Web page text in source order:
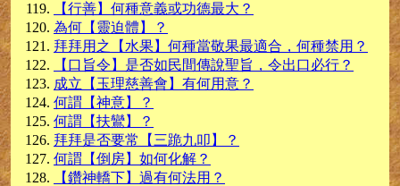
【行善】何種意義或功德最大？
為何【靈迫體】？
拜拜用之【水果】何種當敬果最適合，何種禁用？
【口旨令】是否如民間傳說聖旨，令出口必行？
成立【玉理慈善會】有何用意？
何謂【神意】？
何謂【扶鸞】？
拜拜是否要常【三跪九叩】？
何謂【倒房】如何化解？
【鑽神轎下】過有何法用？